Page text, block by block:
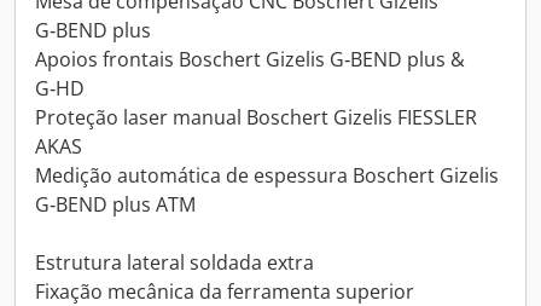
G‑BEND plus
Apoios frontais Boschert Gizelis G‑BEND plus &
G‑HD
Proteção laser manual Boschert Gizelis FIESSLER
AKAS
Medição automática de espessura Boschert Gizelis
G‑BEND plus ATM
Estrutura lateral soldada extra
Fixação mecânica da ferramenta superior